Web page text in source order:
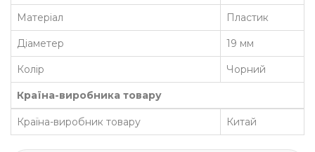
Матеріал Пластик
Діаметер 19 мм
Колір Чорний
Країна-виробника товару
Країна-виробник товару Китай